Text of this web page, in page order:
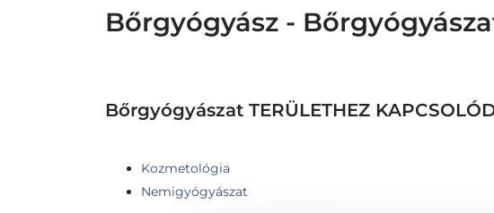
Bőrgyógyász -
Bőrgyógyászat TERÜLETHEZ
Kozmetológia
Nemigyógyászat